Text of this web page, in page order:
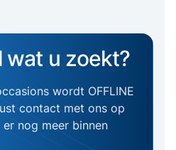
wat u zoekt?
wordt OFFLINE
contact met ons op
nog meer binnen